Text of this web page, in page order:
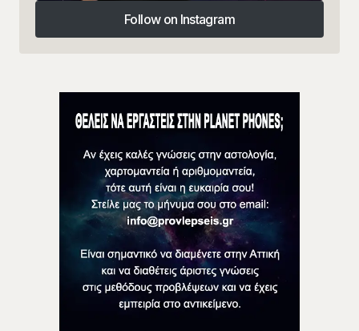
Follow on Instagram
Follow on Instagram